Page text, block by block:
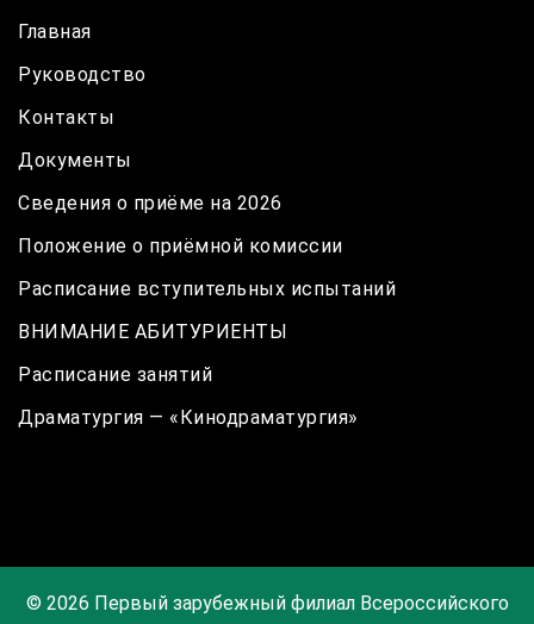
Главная
Руководство
Контакты
Документы
Сведения о приёме на 2026
Положение о приёмной комиссии
Расписание вступительных испытаний
ВНИМАНИЕ АБИТУРИЕНТЫ
Расписание занятий
Драматургия — «Кинодраматургия»
© 2026 Первый зарубежный филиал Всероссийского